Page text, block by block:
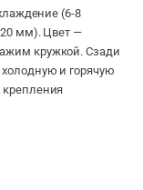
(6-8
мм). Цвет —
кружкой.Сзади
и горячую
крепления